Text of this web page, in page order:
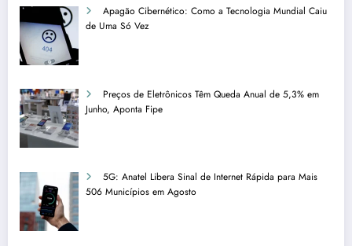
Apagão Cibernético: Como a Tecnologia Mundial Caiu
de Uma Só Vez
Preços de Eletrônicos Têm Queda Anual de 5,3% em
Junho, Aponta Fipe
5G: Anatel Libera Sinal de Internet Rápida para Mais
506 Municípios em Agosto